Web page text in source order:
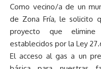
Como vecino/a de un
de Zona Fría, le solicito
proyecto que
establecidos por la Ley
El acceso al gas a un